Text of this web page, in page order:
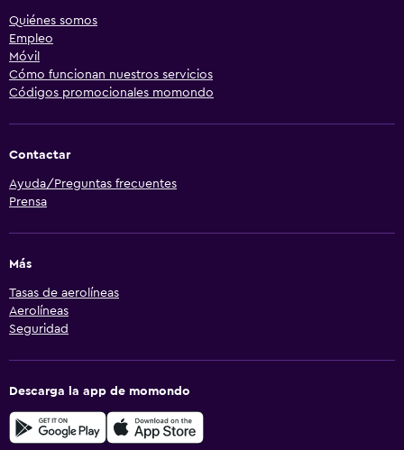
Quiénes somos
Empleo
Móvil
Cómo funcionan nuestros servicios
Códigos promocionales momondo
Contactar
Ayuda/Preguntas frecuentes
Prensa
Más
Tasas de aerolíneas
Aerolíneas
Seguridad
Descarga la app de momondo